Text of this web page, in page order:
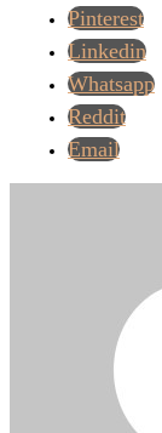
Pinterest
Linkedin
Whatsapp
Reddit
Email